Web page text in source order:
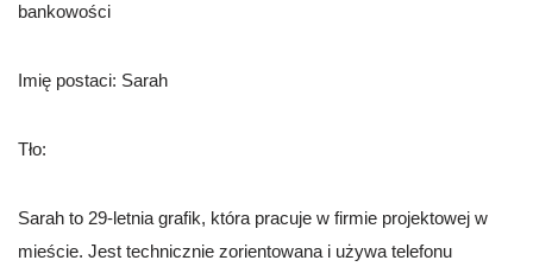
bankowości
Imię postaci: Sarah
Tło:
Sarah to 29-letnia grafik, która pracuje w firmie projektowej w
mieście. Jest technicznie zorientowana i używa telefonu